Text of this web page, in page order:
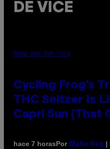
DE VICE
MAHA HAQ FOR VICE
Cycling Frog’s
THC Seltzer Is
Capri Sun (That
hace 7 horasPor Maha Haq |